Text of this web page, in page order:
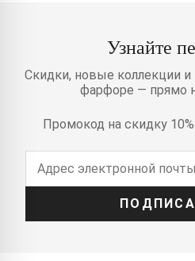
Узнайте
Скидки, новые коллекции
фарфоре — прямо
Промокод на скидку